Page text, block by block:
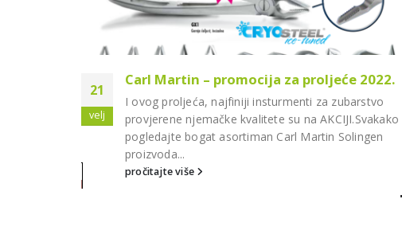
21
velj
Carl Martin – promocija za proljeće 2022.
I ovog proljeća, najfiniji insturmenti za zubarstvo
provjerene njemačke kvalitete su na AKCIJI.Svakako
pogledajte bogat asortiman Carl Martin Solingen
proizvoda...
pročitajte više